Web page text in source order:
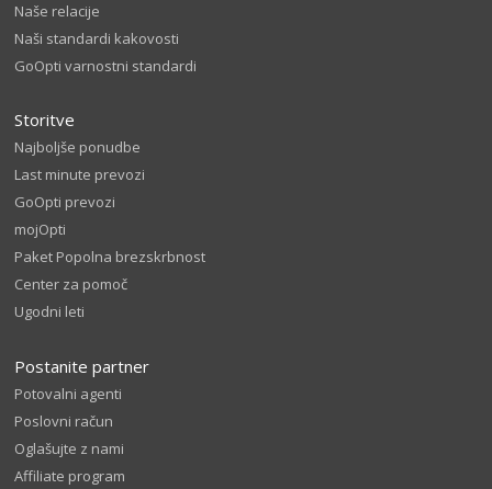
Naše relacije
Naši standardi kakovosti
GoOpti varnostni standardi
Storitve
Najboljše ponudbe
Last minute prevozi
GoOpti prevozi
mojOpti
Paket Popolna brezskrbnost
Center za pomoč
Ugodni leti
Postanite partner
Potovalni agenti
Poslovni račun
Oglašujte z nami
Affiliate program